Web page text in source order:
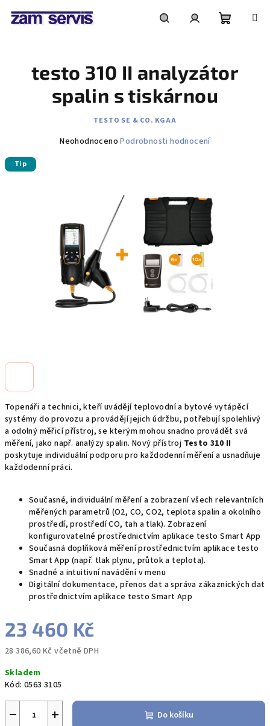
košík
Topenáři a technici, kteří uvádějí teplovodní a bytové vytápěcí
systémy do provozu a provádějí jejich údržbu, potřebují spolehlivý
a odolný měřicí přístroj, se kterým mohou snadno provádět svá
měření, jako např. analýzy spalin. Nový přístroj Testo 310 II
poskytuje individuální podporu pro každodenní měření a usnadňuje
každodenní práci.
Současné, individuální měření a zobrazení všech relevantních
měřených parametrů (O2, CO, CO2, teplota spalin a okolního
prostředí, prostředí CO, tah a tlak). Zobrazení
konfigurovatelné prostřednictvím aplikace testo Smart App
Současná doplňková měření prostřednictvím aplikace testo
Smart App (např. tlak plynu, průtok a teplota).
Snadné a intuitivní navádění v menu
Digitální dokumentace, přenos dat a správa zákaznických dat
prostřednictvím aplikace testo Smart App
23 460 Kč
28 386,60 Kč včetně DPH
cena:
Skladem
Kód: 0563 3105
+
− Do košíku
testo 310 II analyzátor
spalin s tiskárnou
TESTO SE & CO. KGAA
Průměrné
hvězdiček.
Neohodnoceno Podrobnosti hodnocení
Tip